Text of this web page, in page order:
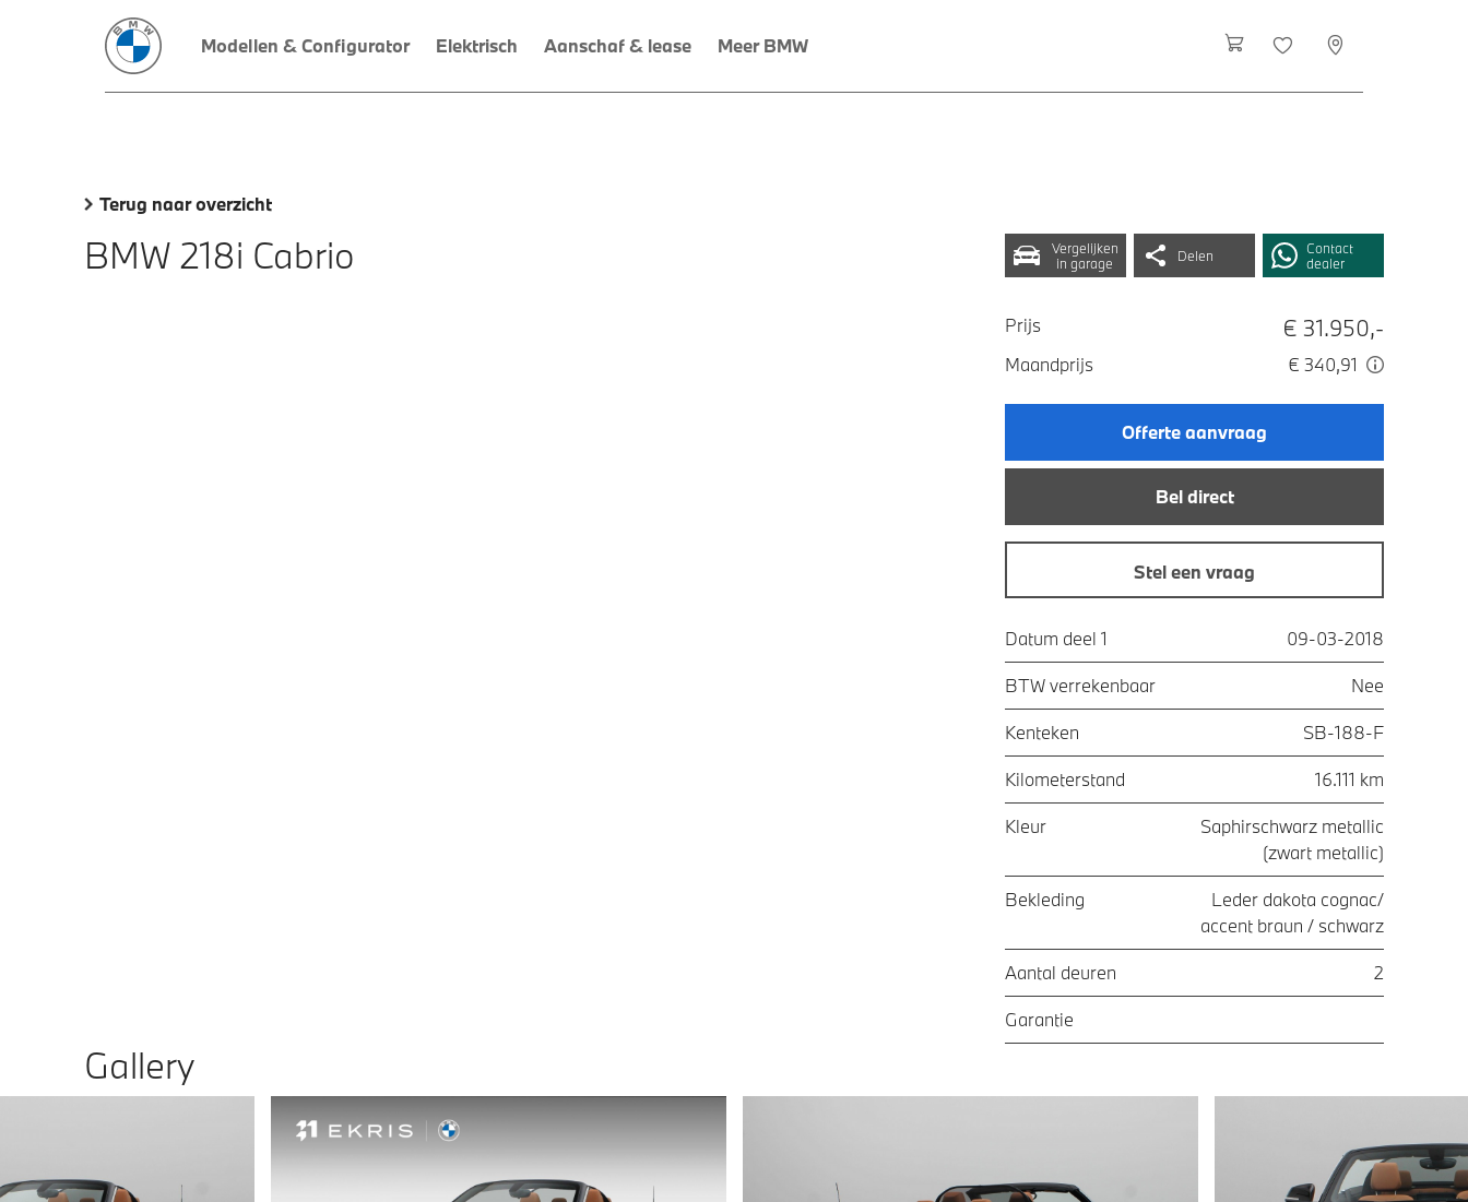
Modellen & Configurator Elektrisch Aanschaf & lease Meer BMW
Terug naar overzicht
BMW 218i Cabrio
Vergelijken
in garage
Delen
Contact
dealer
Prijs € 31.950,-
Maandprijs € 340,91
Offerte aanvraag
Bel direct
Stel een vraag
Datum deel 1 09-03-2018
BTW verrekenbaar Nee
Kenteken SB-188-F
Kilometerstand 16.111 km
Kleur
Saphirschwarz metallic
(zwart metallic)
Bekleding
Leder dakota cognac/
accent braun / schwarz
Aantal deuren 2
Garantie
Gallery